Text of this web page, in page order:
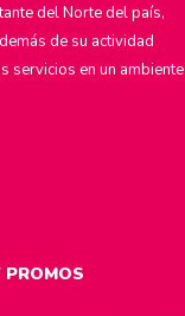
del Norte del país,
de su actividad
servicios en un ambiente
PROMOS